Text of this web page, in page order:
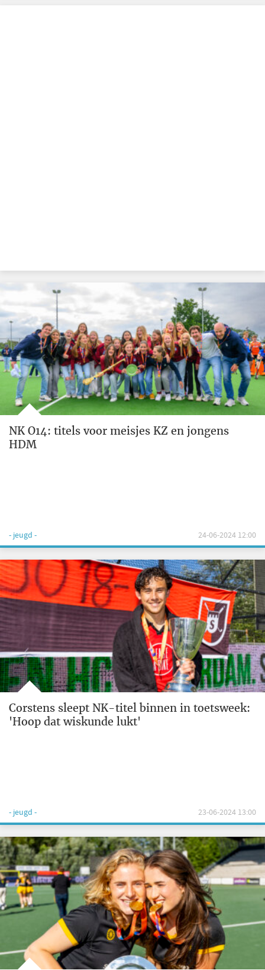
NK O14: titels voor meisjes KZ en jongens
HDM
- jeugd - 24-06-2024 12:00
Corstens sleept NK-titel binnen in toetsweek:
'Hoop dat wiskunde lukt'
- jeugd - 23-06-2024 13:00